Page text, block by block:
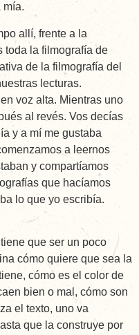
mía.
allí, frente a la
toda la filmografía de
de la filmografía del
lecturas.
voz alta. Mientras uno
al revés. Vos decías
y a mí me gustaba
a leernos
y compartíamos
que hacíamos
lo que yo escribía.
que ser un poco
cómo quiere que sea la
cómo es el color de
bien o mal, cómo son
el texto, uno va
que la construye por